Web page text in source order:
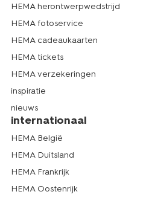
HEMA herontwerpwedstrijd
HEMA fotoservice
HEMA cadeaukaarten
HEMA tickets
HEMA verzekeringen
inspiratie
nieuws
internationaal
HEMA België
HEMA Duitsland
HEMA Frankrijk
HEMA Oostenrijk